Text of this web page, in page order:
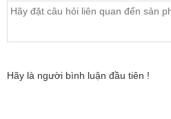
bảo hành sản phẩm
- Bàn giao máy cho khách hàng
Hãy là người bình luận đầu tiên !